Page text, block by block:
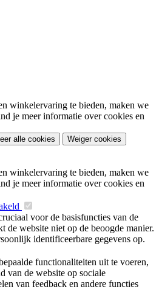
winkelervaring te bieden, maken we
je meer informatie over cookies en
alle cookies Weiger cookies
winkelervaring te bieden, maken we
je meer informatie over cookies en
voor de basisfuncties van de
de website niet op de beoogde manier.
identificeerbare gegevens op.
functionaliteiten uit te voeren,
van de website op sociale
van feedback en andere functies